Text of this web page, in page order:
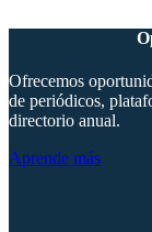
Ofrecemos
de periódicos,
directorio anual.
Aprende más